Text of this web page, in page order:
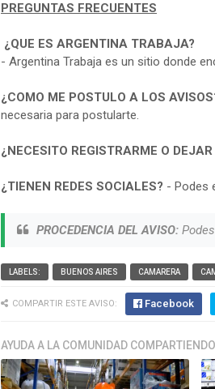
PREGUNTAS FRECUENTES
¿QUE ES ARGENTINA TRABAJA?
- Argentina Trabaja es un sitio donde
¿COMO ME POSTULO A LOS
necesaria para postularte.
¿NECESITO REGISTRARME O
¿TIENEN REDES SOCIALES? - Podes
PROCEDENCIA DEL AVISO:
LABELS: BUENOS AIRES CAMARERA
COMPARTIR ESTE AVISO: Facebook
AYUDA A LA COMUNIDAD